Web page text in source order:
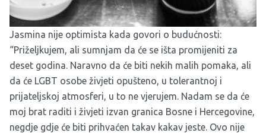
Jasmina nije optimista kada govori o budućnosti:
“Priželjkujem, ali sumnjam da će se išta promijeniti za
deset godina. Naravno da će biti nekih malih pomaka, ali
da će LGBT osobe živjeti opušteno, u tolerantnoj i
prijateljskoj atmosferi, u to ne vjerujem. Nadam se da će
moj brat raditi i živjeti izvan granica Bosne i Hercegovine,
negdje gdje će biti prihvaćen takav kakav jeste. Ovo nije